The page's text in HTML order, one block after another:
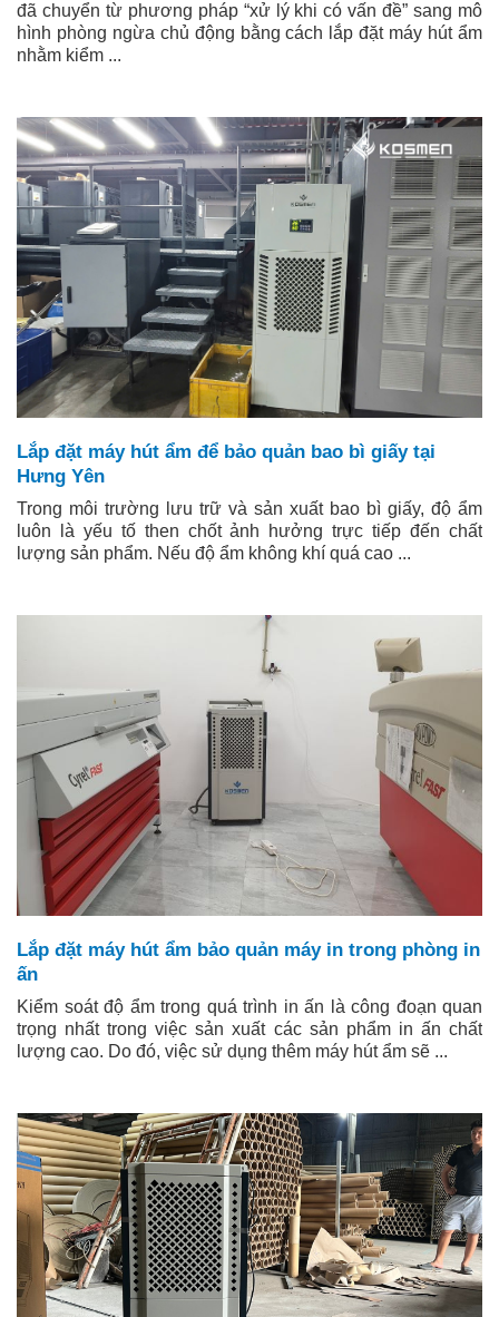
đã chuyển từ phương pháp “xử lý khi có vấn đề” sang mô
hình phòng ngừa chủ động bằng cách lắp đặt máy hút ẩm
nhằm kiểm ...
Lắp đặt máy hút ẩm để bảo quản bao bì giấy tại
Hưng Yên
Trong môi trường lưu trữ và sản xuất bao bì giấy, độ ẩm
luôn là yếu tố then chốt ảnh hưởng trực tiếp đến chất
lượng sản phẩm. Nếu độ ẩm không khí quá cao ...
Lắp đặt máy hút ẩm bảo quản máy in trong phòng in
ấn
Kiểm soát độ ẩm trong quá trình in ấn là công đoạn quan
trọng nhất trong việc sản xuất các sản phẩm in ấn chất
lượng cao. Do đó, việc sử dụng thêm máy hút ẩm sẽ ...